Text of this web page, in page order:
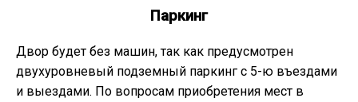
Паркинг
Двор будет без машин, так как предусмотрен
двухуровневый подземный паркинг с 5-ю въездами
и выездами. По вопросам приобретения мест в